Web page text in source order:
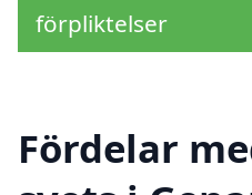
förpliktelser
Fördelar